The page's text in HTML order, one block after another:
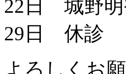
22日 城野
29日 休診
よろしくお